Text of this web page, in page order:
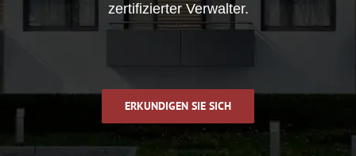
zertifizierter Verwalter.
ERKUNDIGEN SIE SICH